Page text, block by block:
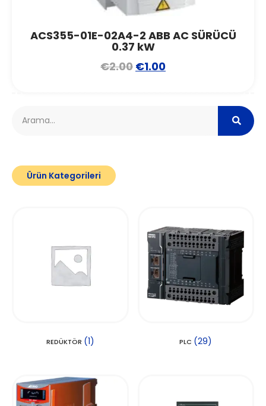
ACS355-01E-02A4-2 ABB AC SÜRÜCÜ
0.37 kW
€2.00 €1.00
Ürün Kategorileri
REDÜKTÖR (1) PLC (29)